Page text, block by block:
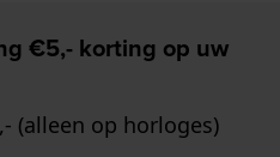
€5,- korting op uw
(alleen op horloges)